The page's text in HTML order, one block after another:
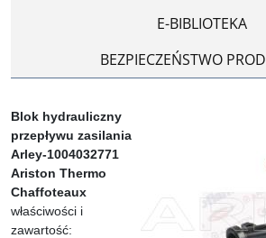
E-BIBLIOTEKA
BEZPIECZEŃSTWO
Blok hydrauliczny
przepływu zasilania
Arley-1004032771
Ariston Thermo
Chaffoteaux
właściwości i
zawartość: